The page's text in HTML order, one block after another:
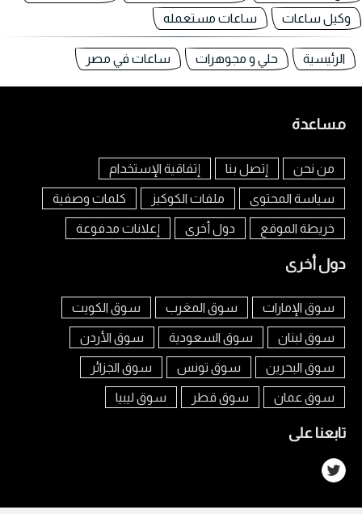
وكيل ساعات
ساعات مستعمله
الرئيسية حلي و مجوهرات ساعات في مصر
مساعدة
من نحن إتصل بنا إتفاقية الإستخدام
سياسة المحتوى ملفات الكوكيز كلمات وصفية
خريطة الموقع دول أخرى إعلانات مدفوعة
دول أخرى
سوق الإمارات سوق المغرب سوق الكويت
سوق لبنان سوق السعودية سوق الأردن
سوق البحرين سوق تونس سوق الجزائر
سوق عمان سوق قطر سوق ليبيا
تابعنا على